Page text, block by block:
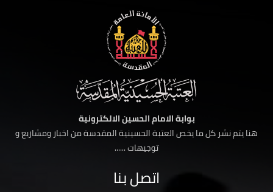
بوابة الامام الحسين الالكترونية
هنا يتم نشر كل ما يخص العتبة الحسينية المقدسة من اخبار ومشاريع و
توجيهات ......
اتصل بنا